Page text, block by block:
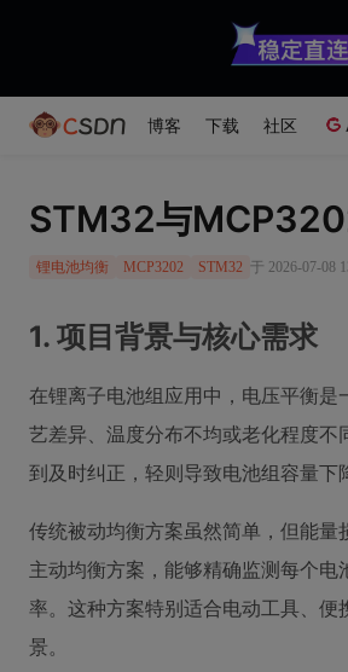
博客 下载 社区
STM32与
锂电池均衡 MCP3202 STM32 于 2026-07-08
1. 项目背景与核心需求
在锂离子电池组应用中，电压平衡
艺差异、温度分布不均或老化程度
到及时纠正，轻则导致电池组容量
传统被动均衡方案虽然简单，但能
主动均衡方案，能够精确监测每个
率。这种方案特别适合电动工具、
景。